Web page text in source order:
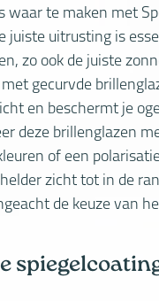
waar te maken met
juiste uitrusting is
zo ook de juiste
gecurvde
en beschermt je
deze brillenglazen
of een
zicht tot in de
de keuze van